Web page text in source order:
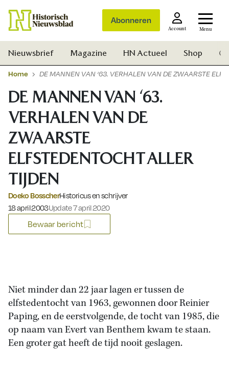
Abonneren
Account Menu
Nieuwsbrief Magazine HN Actueel Shop
Home DE MANNEN VAN ‘63. VERHALEN VAN DE ZWAARSTE
DE MANNEN VAN ‘63.
VERHALEN VAN DE
ZWAARSTE
ELFSTEDENTOCHT ALLER
TIJDEN
Doeko BosscherHistoricus en schrijver
Gepubliceerd op:
18 april 2003Update 7 april 2020
Bewaar bericht
Niet minder dan 22 jaar lagen er tussen de
elfstedentocht van 1963, gewonnen door Reinier
Paping, en de eerstvolgende, de tocht van 1985, die
op naam van Evert van Benthem kwam te staan.
Een groter gat heeft de tijd nooit geslagen.